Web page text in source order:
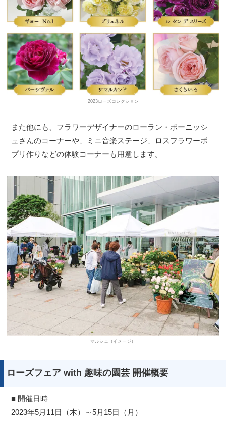
2023ローズコレクション
また他にも、フラワーデザイナーのローラン・ボーニッシ
ュさんのコーナーや、ミニ音楽ステージ、ロスフラワーポ
プリ作りなどの体験コーナーも用意します。
マルシェ（イメージ）
ローズフェア with 趣味の園芸 開催概要
■ 開催日時
2023年5月11日（木）～5月15日（月）